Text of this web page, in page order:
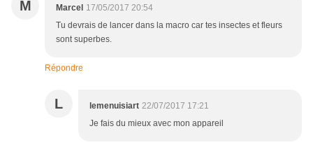
M Marcel 17/05/2017 20:54
Tu devrais de lancer dans la macro car tes insectes et fleurs
sont superbes.
Répondre
L lemenuisiart 22/07/2017 17:21
Je fais du mieux avec mon appareil